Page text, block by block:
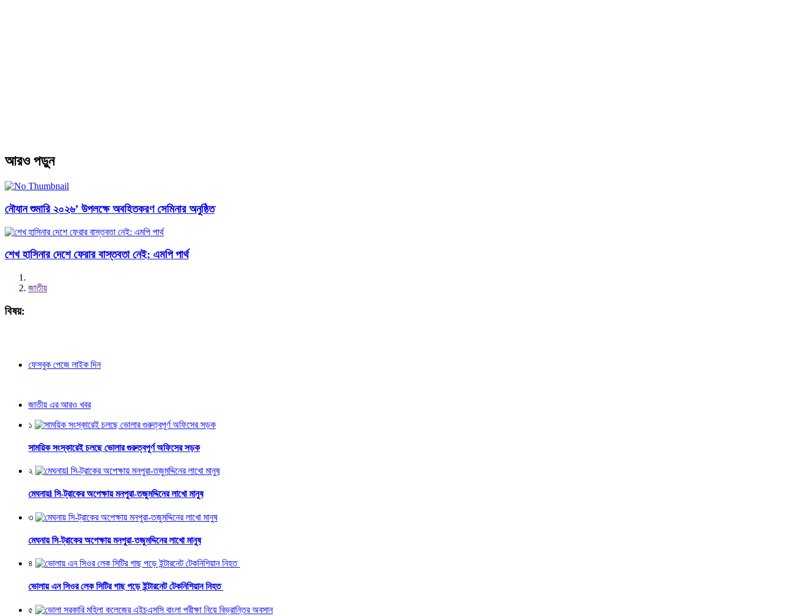
আরও পড়ুন
নৌযান শুমারি ২০২৬’ উপলক্ষে অবহিতকরণ সেমিনার অনুষ্ঠিত
শেখ হাসিনার দেশে ফেরার বাস্তবতা নেই: এমপি পার্থ
জাতীয়
বিষয়:
ফেসবুক পেজে লাইক দিন
জাতীয় এর আরও খবর
১
সাময়িক সংস্কারেই চলছে ভোলার গুরুত্বপূর্ণ অফিসের সড়ক
২
মেঘনায়l সি-ট্রাকের অপেক্ষায় মনপুরা-তজুমদ্দিনের লাখো মানুষ
৩
মেঘনায় সি-ট্রাকের অপেক্ষায় মনপুরা-তজুমদ্দিনের লাখো মানুষ
৪
ভোলায় এন সিওর লেক সিটির গাছ পড়ে ইন্টারনেট টেকনিশিয়ান নিহত
৫